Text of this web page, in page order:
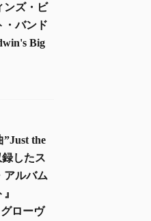
ンズ・ビ
・バンド
Big
the
したス
アルバム
グローヴ